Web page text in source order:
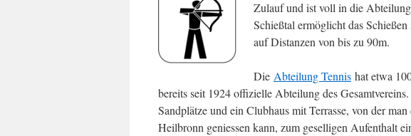
Zulauf und ist voll in die
Schießtal ermöglicht das
auf Distanzen von bis zu 90m.
Die Abteilung Tennis hat etwa
bereits seit 1924 offizielle Abteilung des
Sandplätze und ein Clubhaus mit Terrasse, von der
Heilbronn geniessen kann, zum geselligen Aufenthalt